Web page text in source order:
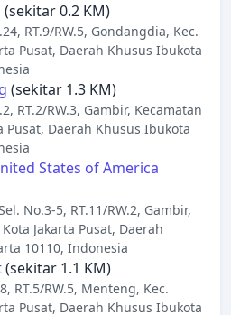
(sekitar 0.2 KM)
RT.9/RW.5, Gondangdia, Kec.
Pusat, Daerah Khusus Ibukota
(sekitar 1.3 KM)
RT.2/RW.3, Gambir, Kecamatan
Pusat, Daerah Khusus Ibukota
States of America
No.3-5, RT.11/RW.2, Gambir,
Jakarta Pusat, Daerah
10110, Indonesia
(sekitar 1.1 KM)
RT.5/RW.5, Menteng, Kec.
Pusat, Daerah Khusus Ibukota